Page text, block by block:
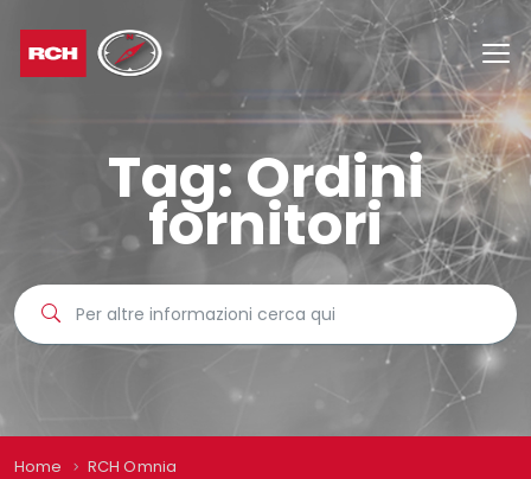
Tag: Ordini
fornitori
Home
RCH Omnia